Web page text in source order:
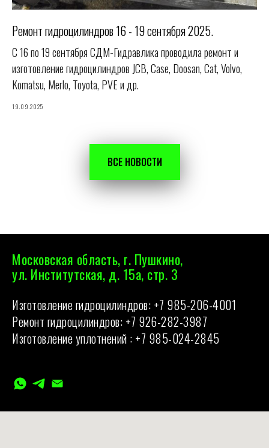
Ремонт гидроцилиндров 16 - 19 сентября 2025.
С 16 по 19 сентября СДМ-Гидравлика проводила ремонт и
изготовление гидроцилиндров JCB, Case, Doosan, Cat, Volvo,
Komatsu, Merlo, Toyota, PVE и др.
19.09.2025
ВСЕ НОВОСТИ
Московская область, г. Пушкино,
ул. Институтская, д. 15а, стр. 3
Изготовление гидроцилиндров: +7 985-206-4001
Ремонт гидроцилиндров: +7 926-282-3987
Изготовление уплотнений : +7 985-024-2845